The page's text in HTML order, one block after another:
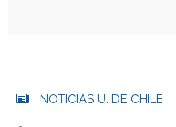
NOTICIAS U. DE CHILE